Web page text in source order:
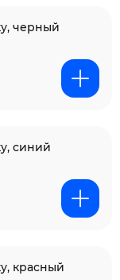
черный
синий
красный